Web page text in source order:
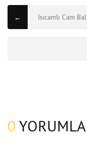
← Isıcamlı Cam
0